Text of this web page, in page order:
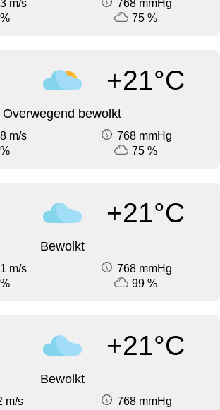
m/s
768 mmHg
75 %
+21°C
Overwegend bewolkt
m/s
768 mmHg
75 %
+21°C
Bewolkt
m/s
768 mmHg
99 %
+21°C
Bewolkt
m/s
768 mmHg